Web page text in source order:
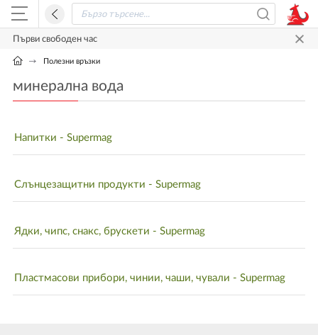
Първи свободен час
Полезни връзки
минерална вода
Напитки - Supermag
Слънцезащитни продукти - Supermag
Ядки, чипс, снакс, брускети - Supermag
Пластмасови прибори, чинии, чаши, чували - Supermag